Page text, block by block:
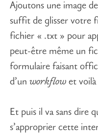
Ajoutons une image
suffit de glisser votre
fichier « .txt » pour
peut-être même un
formulaire faisant
d’un workflow et voilà
Et puis il va sans dire
s’approprier cette